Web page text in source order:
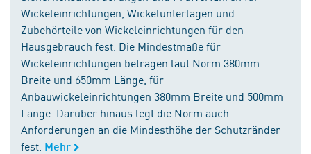
Wickeleinrichtungen, Wickelunterlagen und
Zubehörteile von Wickeleinrichtungen für den
Hausgebrauch fest. Die Mindestmaße für
Wickeleinrichtungen betragen laut Norm 380mm
Breite und 650mm Länge, für
Anbauwickeleinrichtungen 380mm Breite und 500mm
Länge. Darüber hinaus legt die Norm auch
Anforderungen an die Mindesthöhe der Schutzränder
fest. Mehr